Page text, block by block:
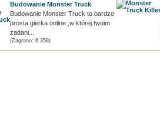
Budowanie Monster Truck
Budowanie Monster Truck to bardzo
prosta gierka online ,w której twoim
zadani...
(Zagrano: 6 358)